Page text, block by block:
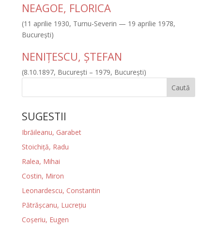
NEAGOE, FLORICA
(11 aprilie 1930, Turnu-Severin — 19 aprilie 1978,
Bucureşti)
NENIŢESCU, ŞTEFAN
(8.10.1897, Bucureşti – 1979, Bucureşti)
Caută
SUGESTII
Ibrăileanu, Garabet
Stoichiţă, Radu
Ralea, Mihai
Costin, Miron
Leonardescu, Constantin
Pătrăşcanu, Lucreţiu
Coşeriu, Eugen